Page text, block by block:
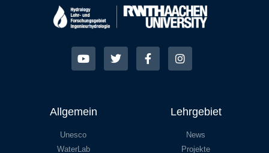
Allgemein
Unesco
WaterLab
Lehrgebiet
News
Projekte